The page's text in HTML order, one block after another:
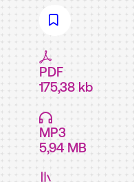
PDF
175,38 kb
MP3
5,94 MB